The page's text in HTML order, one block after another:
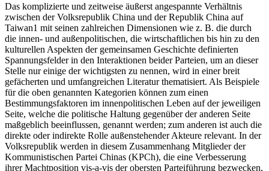
Das komplizierte und zeitweise äußerst angespannte Verhältnis
zwischen der Volksrepublik China und der Republik China auf
Taiwan1 mit seinen zahlreichen Dimensionen wie z. B. die durch
die innen- und außenpolitischen, die wirtschaftlichen bis hin zu den
kulturellen Aspekten der gemeinsamen Geschichte definierten
Spannungsfelder in den Interaktionen beider Parteien, um an dieser
Stelle nur einige der wichtigsten zu nennen, wird in einer breit
gefächerten und umfangreichen Literatur thematisiert. Als Beispiele
für die oben genannten Kategorien können zum einen
Bestimmungsfaktoren im innenpolitischen Leben auf der jeweiligen
Seite, welche die politische Haltung gegenüber der anderen Seite
maßgeblich beeinflussen, genannt werden; zum anderen ist auch die
direkte oder indirekte Rolle außenstehender Akteure relevant. In der
Volksrepublik werden in diesem Zusammenhang Mitglieder der
Kommunistischen Partei Chinas (KPCh), die eine Verbesserung
ihrer Machtposition vis-a-vis der obersten Parteiführung bezwecken,